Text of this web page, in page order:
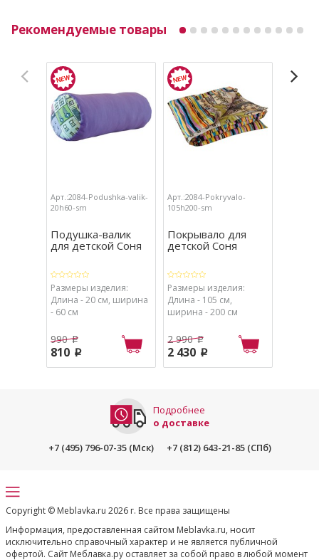
Рекомендуемые товары
Арт.:2084-Podushka-valik-
20h60-sm
Подушка-валик
для детской Соня
Размеры изделия:
Длина - 20 см, ширина
- 60 см
990 p
810 p
Арт.:2084-Pokryvalo-
105h200-sm
Покрывало для
детской Соня
Размеры изделия:
Длина - 105 см,
ширина - 200 см
2 990 p
2 430 p
Подробнее
о доставке
+7 (495) 796-07-35 (Мск)
+7 (812) 643-21-85 (СПб)
Copyright © Meblavka.ru 2026 г. Все права защищены
Информация, предоставленная сайтом Meblavka.ru, носит
исключительно справочный характер и не является публичной
офертой. Сайт Меблавка.ру оставляет за собой право в любой момент